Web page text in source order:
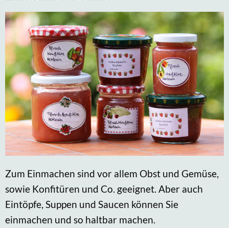
Zum Einmachen sind vor allem Obst und Gemüse,
sowie Konfitüren und Co. geeignet. Aber auch
Eintöpfe, Suppen und Saucen können Sie
einmachen und so haltbar machen.